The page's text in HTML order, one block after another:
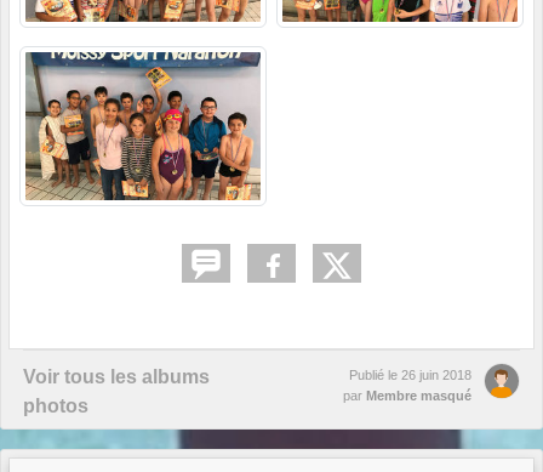
Voir tous les albums
photos
Publié le 26 juin 2018
par Membre masqué